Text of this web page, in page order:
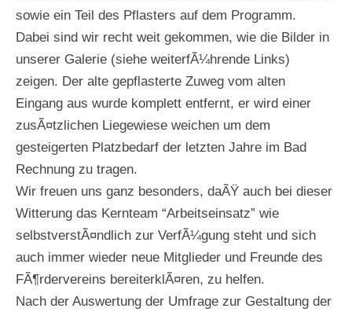
sowie ein Teil des Pflasters auf dem Programm.
Dabei sind wir recht weit gekommen, wie die Bilder in
unserer Galerie (siehe weiterfÃ¼hrende Links)
zeigen. Der alte gepflasterte Zuweg vom alten
Eingang aus wurde komplett entfernt, er wird einer
zusÃ¤tzlichen Liegewiese weichen um dem
gesteigerten Platzbedarf der letzten Jahre im Bad
Rechnung zu tragen.
Wir freuen uns ganz besonders, daÃŸ auch bei dieser
Witterung das Kernteam “Arbeitseinsatz” wie
selbstverstÃ¤ndlich zur VerfÃ¼gung steht und sich
auch immer wieder neue Mitglieder und Freunde des
FÃ¶rdervereins bereiterklÃ¤ren, zu helfen.
Nach der Auswertung der Umfrage zur Gestaltung der